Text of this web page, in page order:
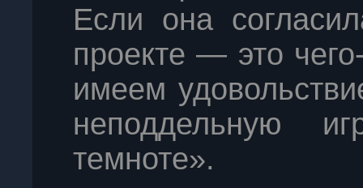
Если она
проекте — это
имеем
неподдельную
темноте».